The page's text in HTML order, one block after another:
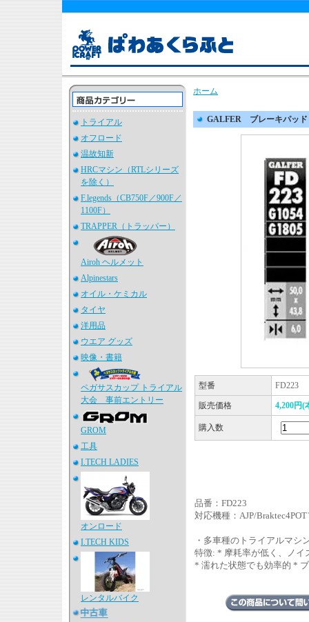
トライアル
オフロード
温故知新
HRCマシン（RTLシリーズ
を除く）
F.legends（CB750F／900F／
1100F）
TRAPPER（トラッパー）
Airoh ヘルメット
Alpinestars
オイル・ケミカル
タイヤ
洋用品
ウエア グッズ
映像・書籍
ペガサスカップ トライアル
大会 事前エントリー
GROM
工具
I.TECH LADIES
オンロード
I.TECH KIDS
レンタルバイク
ホーム
GALFER ブレーキパッ
型番 FD223
販売価格 4,200円(
購入数
品番：FD223
対応機種：AJP/
・多車種のトライアルマシ
特徴: * 摩耗率が低く、ノイ
* 濡れた状態でも効率的 *